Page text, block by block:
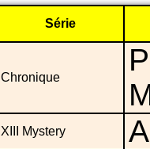
Série
Chronique
XIII Mystery